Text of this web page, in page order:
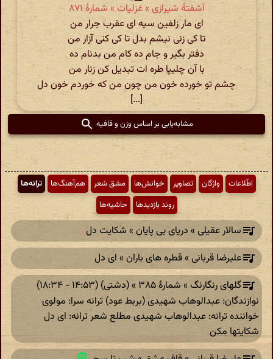
آشفتهٔ شیرازی » غزلیات » شمارهٔ ۸۷۱
ای مار زلفین سیه ای عقرب جرار من
تا کی زنی نیشم بدل تا کی کنی آزار من
دفتر بگیر و جام ده کام من بدنام ده
با آن چلیپا طره ات تبدیل کن زنار من
چشم تو خورده خون من چون من که خوردم خون دل
[...]
مشابه‌یابی بر اساس وزن و قافیه
اطّلاعات واژگان تصاویر خوانش‌ها مشق شعر هم‌آهنگ‌ها
ترانه‌ها
روند بازدیدها
حاشیه‌ها
سالار عقیلی » دریای بی پایان » شکایت دل
علیرضا قربانی » قطره های باران » ای دل
گلهای رنگارنگ » شمارهٔ ۳۸۵ » (دشتی) (۱۴:۵۳ - ۱۸:۳۴)
نوازندگان: عبدالوهاب شهیدی (‎بربط عود) ترانه سرا: مولوی
خواننده ترانه: عبدالوهاب شهیدی مطلع شعر ترانه: ای دل
شکایتها مکن